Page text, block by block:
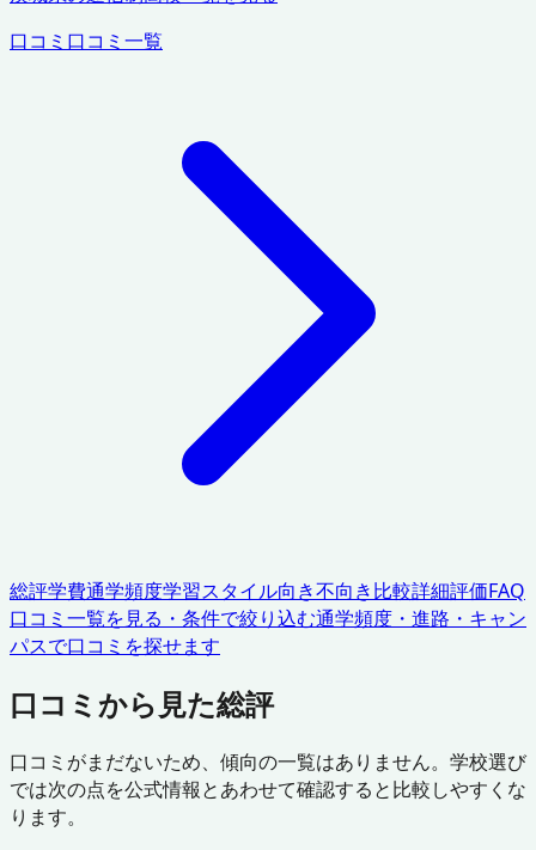
口コミ 口コミ一覧
総評学費通学頻度学習スタイル向き不向き比較詳細評価FAQ
口コミ一覧を見る・条件で絞り込む通学頻度・進路・キャン
パスで口コミを探せます
口コミから見た総評
口コミがまだないため、傾向の一覧はありません。学校選び
では次の点を公式情報とあわせて確認すると比較しやすくな
ります。